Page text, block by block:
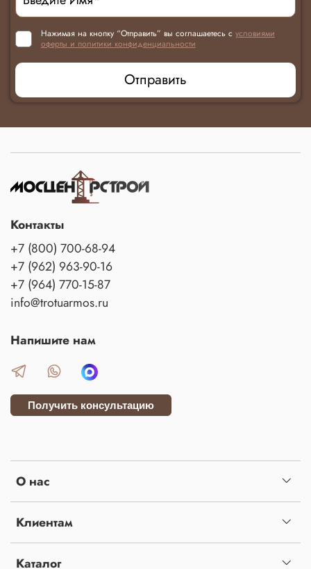
Нажимая на кнопку “Отправить” вы соглашаетесь с условиями
оферты и политики конфиденциальности
Отправить
О нас
Клиентам
Каталог
Контакты
+7 (800) 700-68-94
+7 (962) 963-90-16
+7 (964) 770-15-87
info@trotuarmos.ru
Напишите нам
Получить консультацию